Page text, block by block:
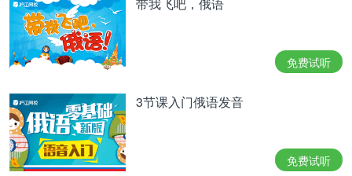
免费试听
3节课入门俄语发音
免费试听